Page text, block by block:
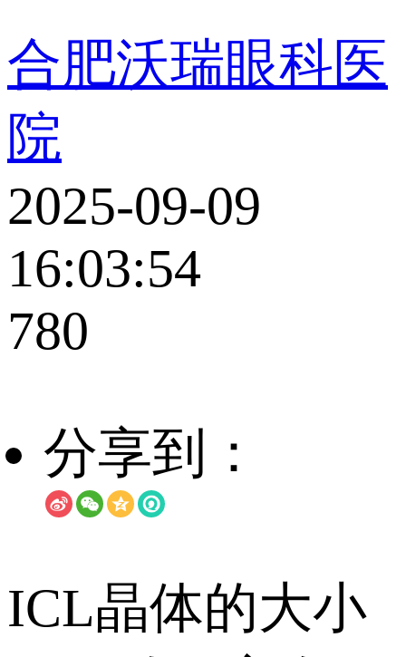
合肥沃瑞眼科医
院
2025-09-09
16:03:54
780
分享到：
ICL晶体的大小